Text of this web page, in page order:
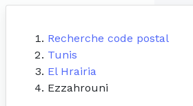
Recherche code postal
Tunis
El Hrairia
Ezzahrouni